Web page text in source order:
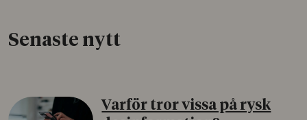
Senaste nytt
Varför tror vissa på rysk